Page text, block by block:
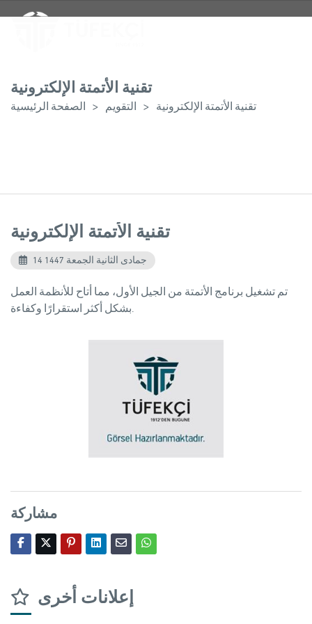
تقنية الأتمتة الإلكترونية
الصفحة الرئيسية التقويم تقنية الأتمتة الإلكترونية
تقنية الأتمتة الإلكترونية
14 جمادى الثانية الجمعة 1447
تم تشغيل برنامج الأتمتة من الجيل الأول، مما أتاح للأنظمة العمل
بشكل أكثر استقرارًا وكفاءة.
مشاركة
إعلانات أخرى